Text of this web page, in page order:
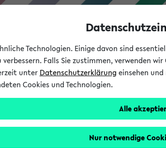
Studium
Technologien. Einige davon sind
Falls Sie zustimmen, verwenden
unter Datenschutzerklärung einsehen
Cookies und Technologien.
Alle
Nur notwendige